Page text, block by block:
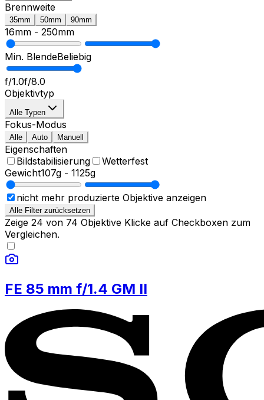
Brennweite
35mm 50mm 90mm
16mm - 250mm
Min. BlendeBeliebig
f/1.0f/8.0
Objektivtyp
Alle Typen
Fokus-Modus
Alle Auto Manuell
Eigenschaften
Bildstabilisierung
Wetterfest
Gewicht107g - 1125g
nicht mehr produzierte Objektive anzeigen
Alle Filter zurücksetzen
Zeige 24 von 74 Objektive Klicke auf Checkboxen zum
Vergleichen.
FE 85 mm f/1.4 GM II